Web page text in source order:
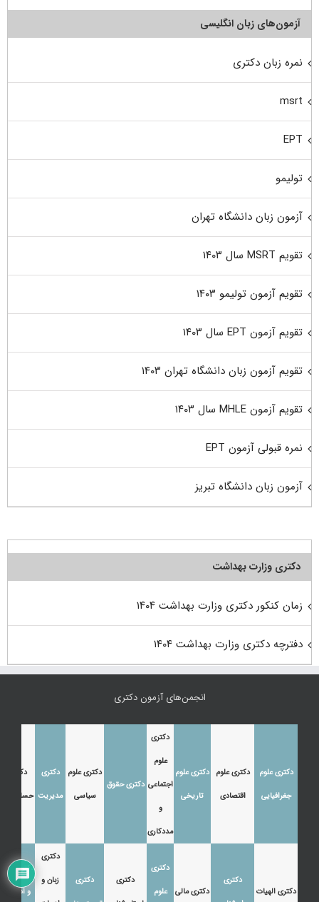
آزمون‌های زبان انگلیسی
نمره زبان دکتری
msrt
EPT
تولیمو
آزمون زبان دانشگاه تهران
تقویم MSRT سال ۱۴۰۳
تقویم آزمون تولیمو ۱۴۰۳
تقویم آزمون EPT سال ۱۴۰۳
تقویم آزمون زبان دانشگاه تهران ۱۴۰۳
تقویم آزمون MHLE سال ۱۴۰۳
نمره قبولی آزمون EPT
آزمون زبان دانشگاه تبریز
دکتری وزارت بهداشت
زمان کنکور دکتری وزارت بهداشت ۱۴۰۴
دفترچه دکتری وزارت بهداشت ۱۴۰۴
انجمن‌های آزمون دکتری
دکتری علوم
جغرافیایی
دکتری علوم
اقتصادی
دکتری علوم
تاریخی
دکتری
علوم
اجتماعی
و
مددکاری
دکتری حقوق
دکتری علوم
سیاسی
دکتری
مدیریت
دکتری
حسابداری
دکتری الهیات
دکتری
دکتری مالی
دکتری
علوم
دکتری
دکتری
دکتری
زبان و
دکتری زبان
و ادبیات